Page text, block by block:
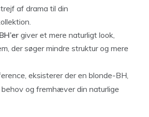
af drama til din
giver et mere naturligt look,
der søger mindre struktur og mere
eksisterer der en blonde-BH,
og fremhæver din naturlige